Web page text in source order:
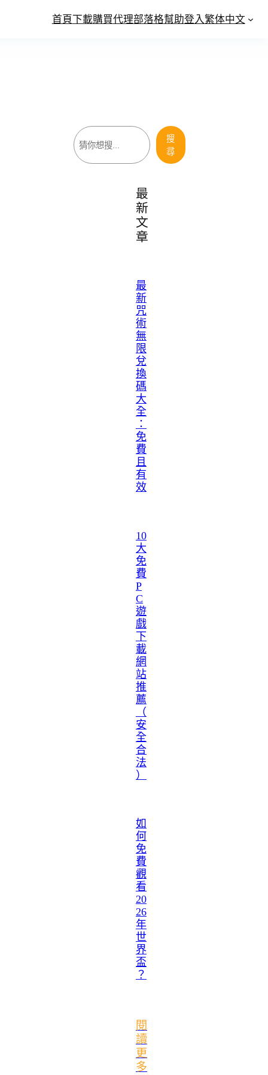
首頁下載購買代理部落格幫助登入繁体中文
搜
尋
搜
尋
最
新
文
章
最
新
咒
術
無
限
兌
換
碼
大
全
：
免
費
且
有
效
10
大
免
費
P
C
遊
戲
下
載
網
站
推
薦
（
安
全
合
法
）
如
何
免
費
觀
看
20
26
年
世
界
盃
？
閱
讀
更
多